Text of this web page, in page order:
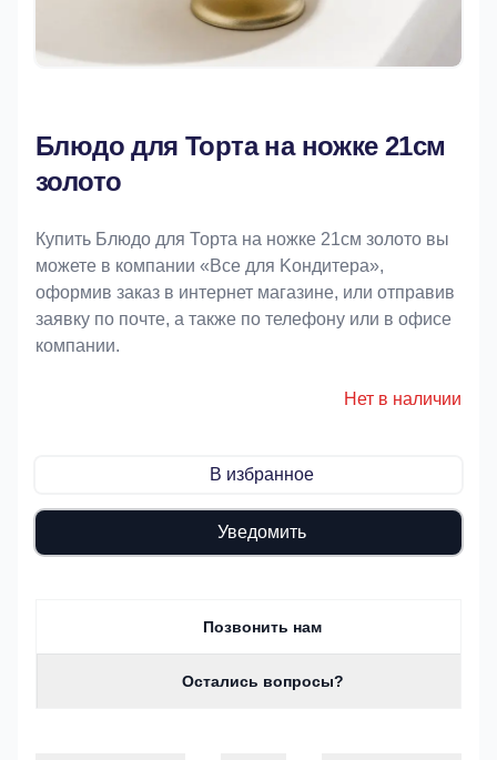
Блюдо для Торта на ножке 21см
золото
Купить Блюдо для Торта на ножке 21см золото вы
можете в компании «Bce для Koндитeрa»,
оформив заказ в интернет магазине, или отправив
заявку по почте, а также по телефону или в офисе
компании.
Нет в наличии
В избранное
Уведомить
Позвонить нам
Остались вопросы?